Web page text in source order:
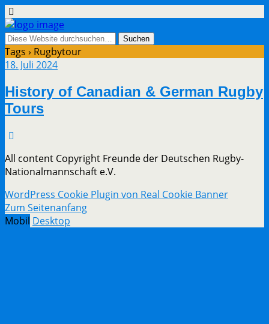
Tags › Rugbytour
18. Juli 2024
History of Canadian & German Rugby
Tours
All content Copyright Freunde der Deutschen Rugby-
Nationalmannschaft e.V.
WordPress Cookie Plugin von Real Cookie Banner
Zum Seitenanfang
Mobil Desktop